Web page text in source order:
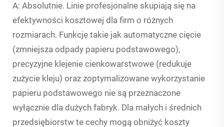
A: Absolutnie. Linie profesjonalne skupiają się na
efektywności kosztowej dla firm o różnych
rozmiarach. Funkcje takie jak automatyczne cięcie
(zmniejsza odpady papieru podstawowego),
precyzyjne klejenie cienkowarstwowe (redukuje
zużycie kleju) oraz zoptymalizowane wykorzystanie
papieru podstawowego nie są przeznaczone
wyłącznie dla dużych fabryk. Dla małych i średnich
przedsiębiorstw te cechy mogą obniżyć koszty